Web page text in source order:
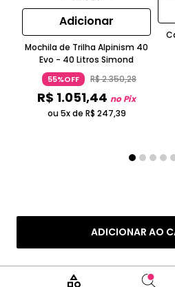
ADICIONAR AO
Adicionar
Mochila de Trilha Alpinism 40
Evo - 40 Litros Simond
55%OFF R$2.350,28
R$ 1.051,44 no Pix
ou 5x de R$ 247,39